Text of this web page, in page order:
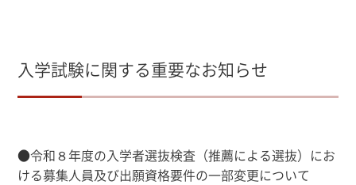
入学試験に関する重要なお知らせ
●令和８年度の入学者選抜検査（推薦による選抜）にお
ける募集人員及び出願資格要件の一部変更について